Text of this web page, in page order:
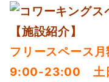
【施設紹介】
フリースペース
9:00-23:00 土